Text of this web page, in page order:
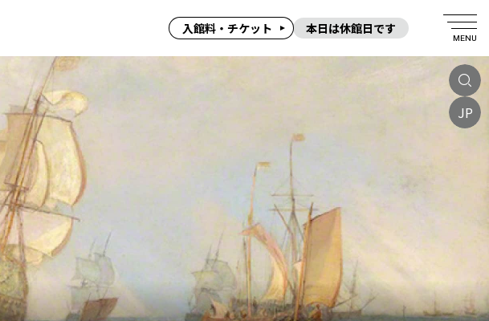
入館料・チケット 本日は休館日です
MENU
JP